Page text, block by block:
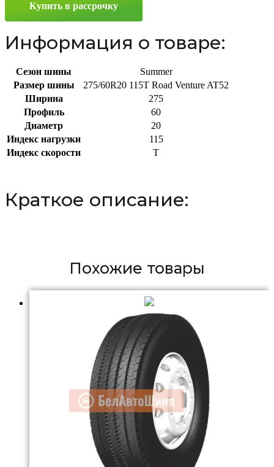
115T
Купить в рассрочку
Информация о товаре:
Сезон шины
Summer
Размер шины
275/60R20 115T Road Venture AT52
Ширина
275
Профиль
60
Диаметр
20
Индекс нагрузки
115
Индекс скорости
T
Краткое описание:
Похожие товары